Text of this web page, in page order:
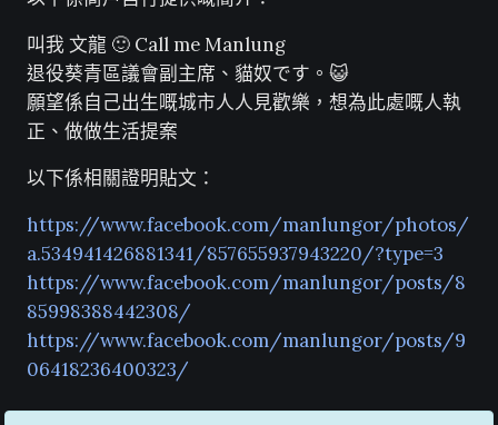
叫我 文龍 🙂 Call me Manlung
退役葵青區議會副主席、貓奴です。😺
願望係自己出生嘅城市人人見歡樂，想為此處嘅人執
正、做做生活提案
以下係相關證明貼文：
https://www.facebook.com/manlungor/photos/
a.534941426881341/857655937943220/?type=3
https://www.facebook.com/manlungor/posts/8
85998388442308/
https://www.facebook.com/manlungor/posts/9
06418236400323/